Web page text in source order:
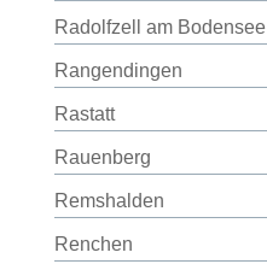
Radolfzell am Bodensee
Rangendingen
Rastatt
Rauenberg
Remshalden
Renchen